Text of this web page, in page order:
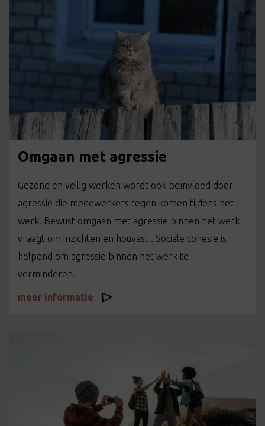
Omgaan met agressie
Gezond en veilig werken wordt ook beïnvloed door
agressie die medewerkers tegen komen tijdens het
werk. Bewust omgaan met agressie binnen het werk
vraagt om inzichten en houvast . Sociale cohesie is
helpend om agressie binnen het werk te
verminderen.
meer informatie